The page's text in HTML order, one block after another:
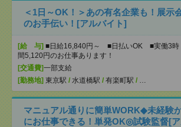
＜1日～OK！＞あの有名企業も！展示
のお手伝い！[アルバイト]
[給 与] ■日給16,840円～ ■日払いOK ■実働3時
間5,120円のお仕事あります！
[交通費]一部支給
[勤務地] 東京駅 / 水道橋駅 / 有楽町駅 / …
マニュアル通りに簡単WORK◆未経験
にお仕事できる！単発OK◎試験監督[